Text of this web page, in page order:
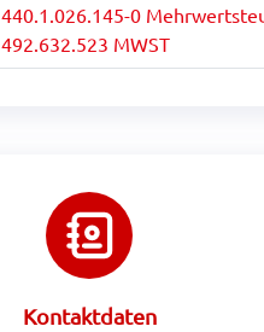
440.1.026.145-0
492.632.523 MWST
Kontaktdaten